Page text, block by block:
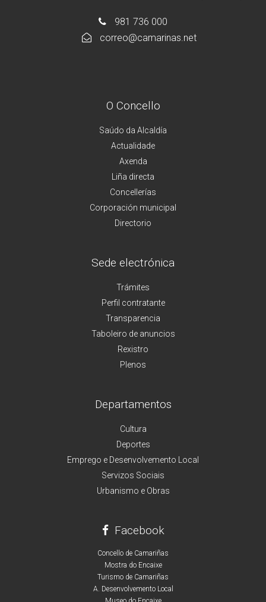
981 736 000
correo@camarinas.net
O Concello
Saúdo da Alcaldía
Actualidade
Axenda
Liña directa
Concellerías
Corporación municipal
Directorio
Sede electrónica
Trámites
Perfil contratante
Transparencia
Taboleiro de anuncios
Rexistro
Plenos
Departamentos
Cultura
Deportes
Emprego e Desenvolvemento Local
Servizos Sociais
Urbanismo e Obras
Facebook
Concello de Camariñas
Mostra do Encaixe
Turismo de Camariñas
A. Desenvolvemento Local